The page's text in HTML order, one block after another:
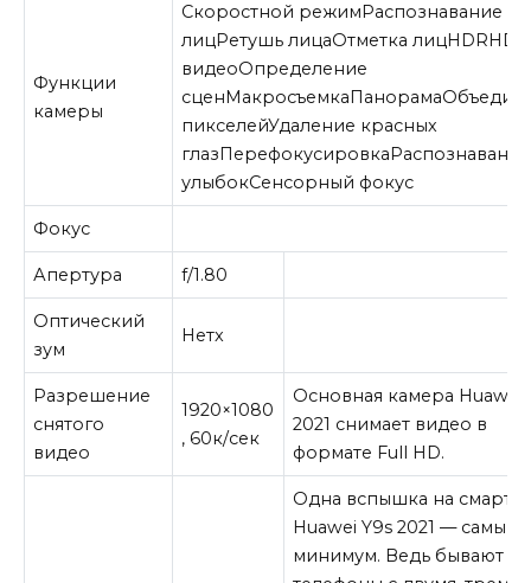
Функции
камеры
Скоростной режимРаспознавание
лицРетушь лицаОтметка лицHDRHDR
видеоОпределение
сценМакросъемкаПанорама
пикселейУдаление красных
глазПерефокусировкаРаспознавание
улыбокСенсорный фокус
Фокус
Апертура f/1.80
Оптический
зум
Нетx
Разрешение
снятого
видео
1920×1080
, 60к/сек
Основная камера Huawei
2021 снимает видео в
формате Full HD.
Одна вспышка на
Huawei Y9s 2021 — самый
минимум. Ведь бывают